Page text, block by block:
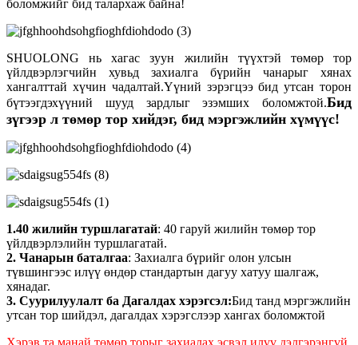
боломжийг бид талархаж байна!
SHUOLONG нь хагас зуун жилийн түүхтэй төмөр тор
үйлдвэрлэгчийн хувьд захиалга бүрийн чанарыг хянах
хангалттай хүчин чадалтай.Үүний зэрэгцээ бид утсан торон
бүтээгдэхүүний шууд зардлыг эзэмших боломжтой.Бид
зүгээр л төмөр тор хийдэг, бид мэргэжлийн хүмүүс!
1.40 жилийн туршлагатай: 40 гаруй жилийн төмөр тор
үйлдвэрлэлийн туршлагатай.
2. Чанарын баталгаа: Захиалга бүрийг олон улсын
түвшингээс илүү өндөр стандартын дагуу хатуу шалгаж,
хянадаг.
3. Суурилуулалт ба Дагалдах хэрэгсэл:Бид танд мэргэжлийн
утсан тор шийдэл, дагалдах хэрэгслээр хангах боломжтой